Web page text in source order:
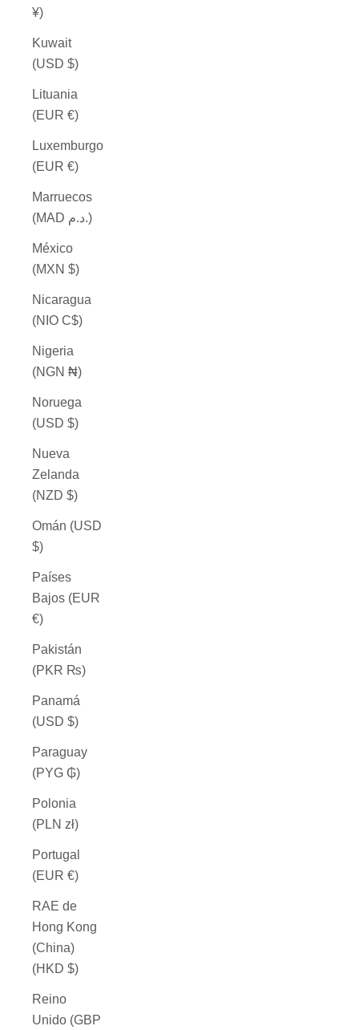
¥)
Kuwait
(USD $)
Lituania
(EUR €)
Luxemburgo
(EUR €)
Marruecos
(MAD د.م.)
México
(MXN $)
Nicaragua
(NIO C$)
Nigeria
(NGN ₦)
Noruega
(USD $)
Nueva
Zelanda
(NZD $)
Omán (USD
$)
Países
Bajos (EUR
€)
Pakistán
(PKR ₨)
Panamá
(USD $)
Paraguay
(PYG ₲)
Polonia
(PLN zł)
Portugal
(EUR €)
RAE de
Hong Kong
(China)
(HKD $)
Reino
Unido (GBP